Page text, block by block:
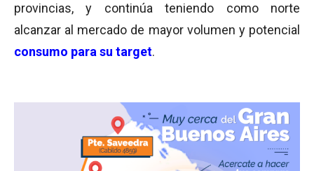
provincias, y continúa teniendo como norte
alcanzar al mercado de mayor volumen y potencial
consumo para su target.